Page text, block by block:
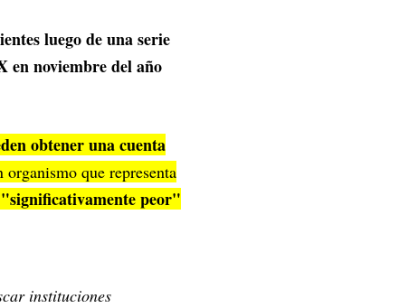
luego de una serie
en noviembre del año
obtener una cuenta
que representa
"significativamente peor"
instituciones